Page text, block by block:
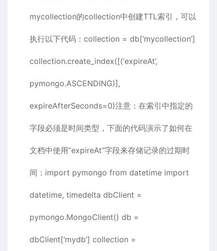
mycollection的collection中创建TTL索引，可以
执行以下代码：collection = db[‘mycollection’]
collection.create_index([(‘expireAt’,
pymongo.ASCENDING)],
expireAfterSeconds=0)注意：在索引中指定的
字段必须是时间类型，下面的代码演示了如何在
文档中使用”expireAt”字段来存储记录的过期时
间：import pymongo from datetime import
datetime, timedelta dbClient =
pymongo.MongoClient() db =
dbClient[‘mydb’] collection =